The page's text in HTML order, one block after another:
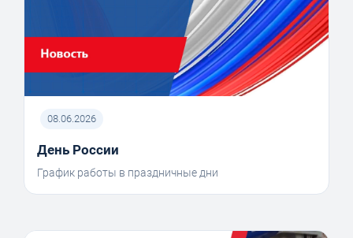
08.06.2026
День России
График работы в праздничные дни